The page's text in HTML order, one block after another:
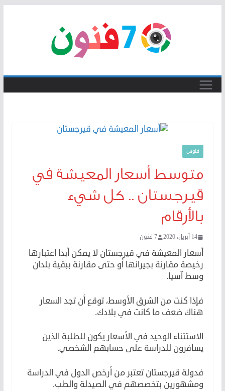
فلوس
متوسط أسعار المعيشة في
قيرجستان .. كل شيء
بالأرقام
14 أبريل، 2020 7 فنون
أسعار المعيشة في قيرجستان لا يمكن أبدا اعتبارها
رخيصة مقارنة بجيرانها أو حتى مقارنة ببقية بلدان
وسط آسيا.
فإذا كنت من الشرق الأوسط، توقع أن تجد السعار
هناك ضعف ما كانت في بلادك.
الاستثناء الوحيد في الأسعار يكون للطلبة الذين
يسافرون للدراسة على حسابهم الشخصي.
فدولة قيرجستان تعتبر من أرخص الدول في الدراسة
ومشهورين بتخصصهم في الصيدلة والطب.